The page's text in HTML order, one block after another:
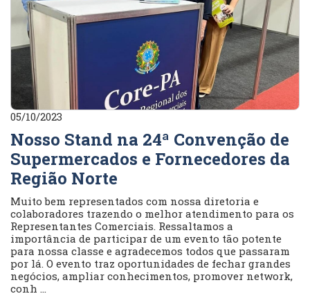
05/10/2023
Nosso Stand na 24ª Convenção de
Supermercados e Fornecedores da
Região Norte
Muito bem representados com nossa diretoria e
colaboradores trazendo o melhor atendimento para os
Representantes Comerciais. Ressaltamos a
importância de participar de um evento tão potente
para nossa classe e agradecemos todos que passaram
por lá. O evento traz oportunidades de fechar grandes
negócios, ampliar conhecimentos, promover network,
conh ...